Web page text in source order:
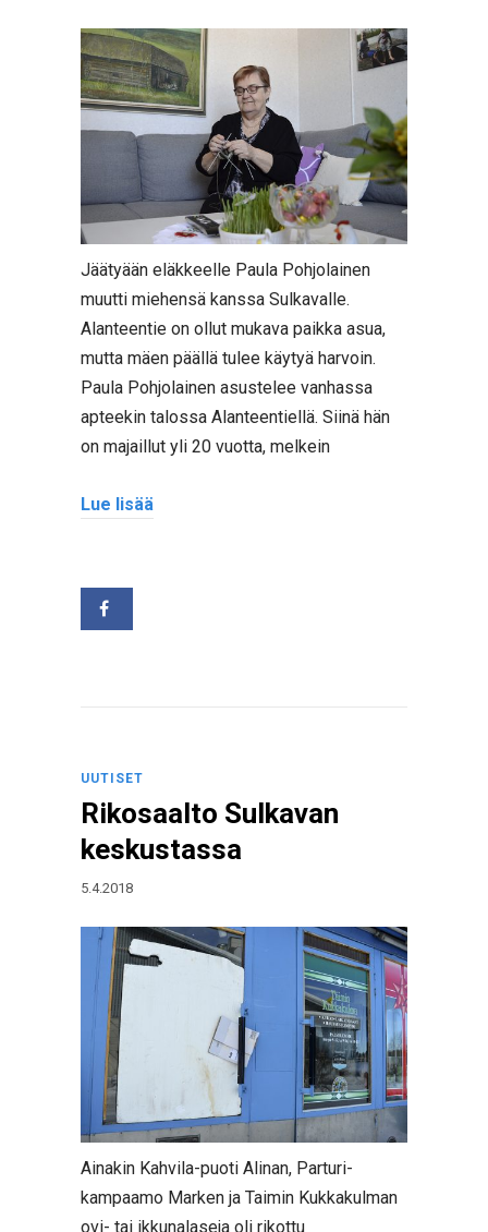
Jäätyään eläkkeelle Paula Pohjolainen
muutti miehensä kanssa Sulkavalle.
Alanteentie on ollut mukava paikka asua,
mutta mäen päällä tulee käytyä harvoin.
Paula Pohjolainen asustelee vanhassa
apteekin talossa Alanteentiellä. Siinä hän
on majaillut yli 20 vuotta, melkein
Lue lisää
UUTISET
Rikosaalto Sulkavan
keskustassa
5.4.2018
Ainakin Kahvila-puoti Alinan, Parturi-
kampaamo Marken ja Taimin Kukkakulman
ovi- tai ikkunalaseja oli rikottu